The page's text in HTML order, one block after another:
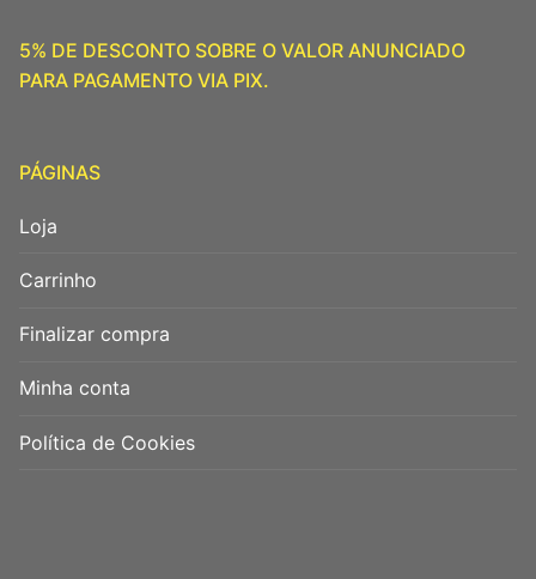
5% DE DESCONTO SOBRE O VALOR ANUNCIADO
PARA PAGAMENTO VIA PIX.
PÁGINAS
Loja
Carrinho
Finalizar compra
Minha conta
Política de Cookies